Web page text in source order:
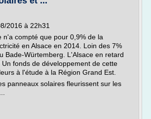
2016 à 22h31
n'a compté que pour 0,9% de la
en Alsace en 2014. Loin des 7%
Bade-Würtemberg. L'Alsace en retard
fonds de développement de cette
à l'étude à la Région Grand Est.
panneaux solaires fleurissent sur les